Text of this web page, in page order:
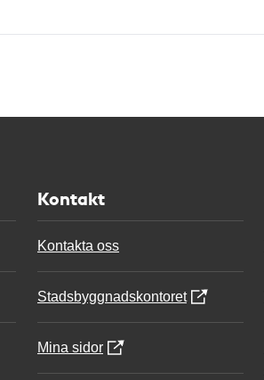
Kontakt
Kontakta oss
Stadsbyggnadskontoret
Mina sidor